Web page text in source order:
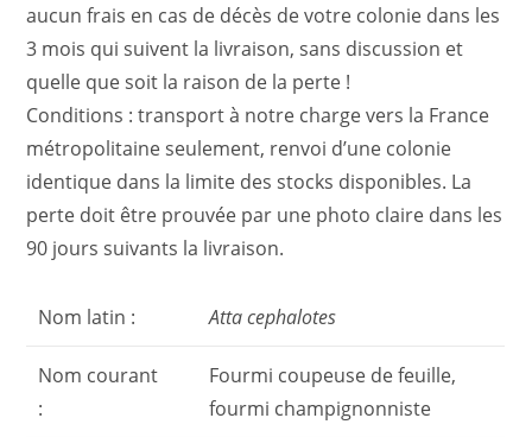
aucun frais en cas de décès de votre colonie dans les
3 mois qui suivent la livraison, sans discussion et
quelle que soit la raison de la perte !
Conditions : transport à notre charge vers la France
métropolitaine seulement, renvoi d’une colonie
identique dans la limite des stocks disponibles. La
perte doit être prouvée par une photo claire dans les
90 jours suivants la livraison.
Nom latin : Atta cephalotes
Nom courant
:
Fourmi coupeuse de feuille,
fourmi champignonniste